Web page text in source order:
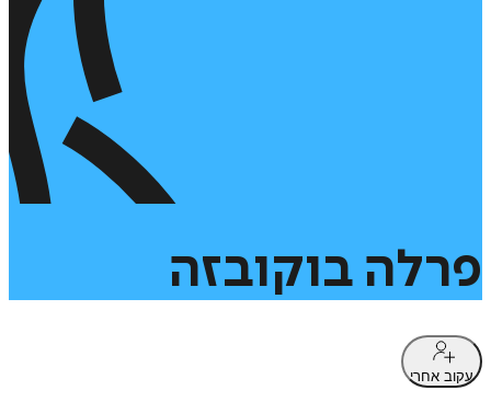
פרלה בוקובזה
עקוב אחרי